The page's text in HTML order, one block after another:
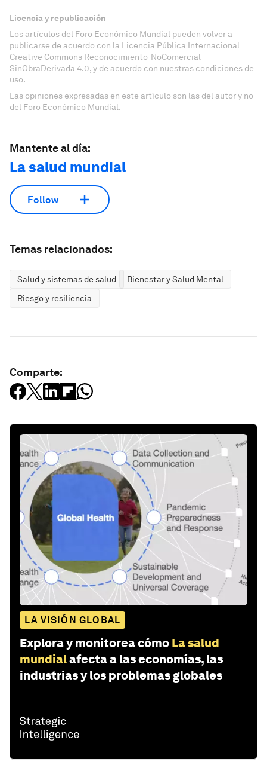
Licencia y republicación
Los artículos del Foro Económico Mundial pueden volver a
publicarse de acuerdo con la Licencia Pública Internacional
Creative Commons Reconocimiento-NoComercial-
SinObraDerivada 4.0, y de acuerdo con nuestras condiciones de
uso.
Las opiniones expresadas en este artículo son las del autor y no
del Foro Económico Mundial.
Mantente al día:
La salud mundial
Follow
Temas relacionados:
Salud y sistemas de salud
Bienestar y Salud Mental
Riesgo y resiliencia
Comparte:
LA VISIÓN GLOBAL
Explora y monitorea cómo La salud
mundialafecta a las economías, las
industrias y los problemas globales